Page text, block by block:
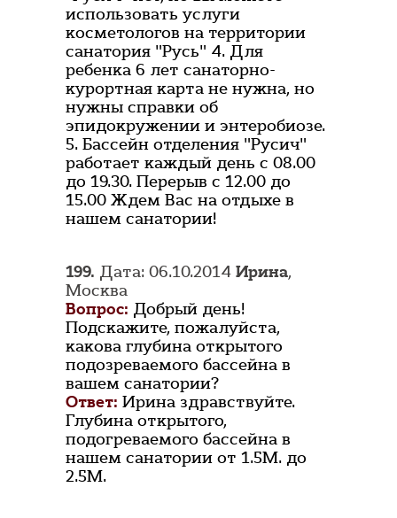
использовать услуги
косметологов на территории
санатория "Русь" 4. Для
ребенка 6 лет санаторно-
курортная карта не нужна, но
нужны справки об
эпидокружении и энтеробиозе.
5. Бассейн отделения "Русич"
работает каждый день с 08.00
до 19.30. Перерыв с 12.00 до
15.00 Ждем Вас на отдыхе в
нашем санатории!
199. Дата: 06.10.2014 Ирина,
Москва
Вопрос: Добрый день!
Подскажите, пожалуйста,
какова глубина открытого
подозреваемого бассейна в
вашем санатории?
Ответ: Ирина здравствуйте.
Глубина открытого,
подогреваемого бассейна в
нашем санатории от 1.5М. до
2.5М.